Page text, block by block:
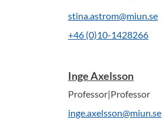
stina.astrom@miun.se
+46 (0)10-1428266
Inge Axelsson
Professor|Professor
inge.axelsson@miun.se